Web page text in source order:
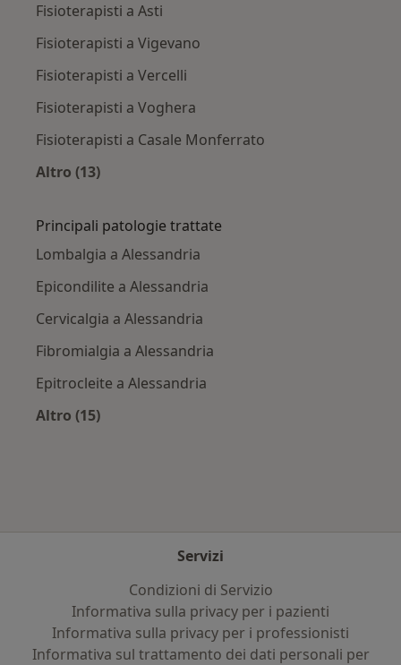
Fisioterapisti a Asti
Fisioterapisti a Vigevano
Fisioterapisti a Vercelli
Fisioterapisti a Voghera
Fisioterapisti a Casale Monferrato
Altro (13)
Principali patologie trattate
Lombalgia a Alessandria
Epicondilite a Alessandria
Cervicalgia a Alessandria
Fibromialgia a Alessandria
Epitrocleite a Alessandria
Altro (15)
Servizi
Condizioni di Servizio
Informativa sulla privacy per i pazienti
Informativa sulla privacy per i professionisti
Informativa sul trattamento dei dati personali per